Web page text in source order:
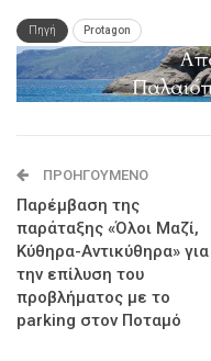
Πηγή Protagon
ΠΡΟΗΓΟΎΜΕΝΟ
Παρέμβαση της
παράταξης «Όλοι Μαζί,
Κύθηρα-Αντικύθηρα» για
την επίλυση του
προβλήματος με το
parking στον Ποταμό